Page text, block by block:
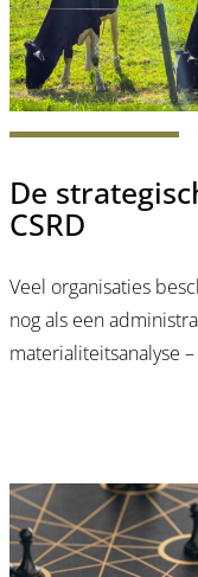
De
CSRD
Veel organisaties
nog als een
materialiteitsanalyse